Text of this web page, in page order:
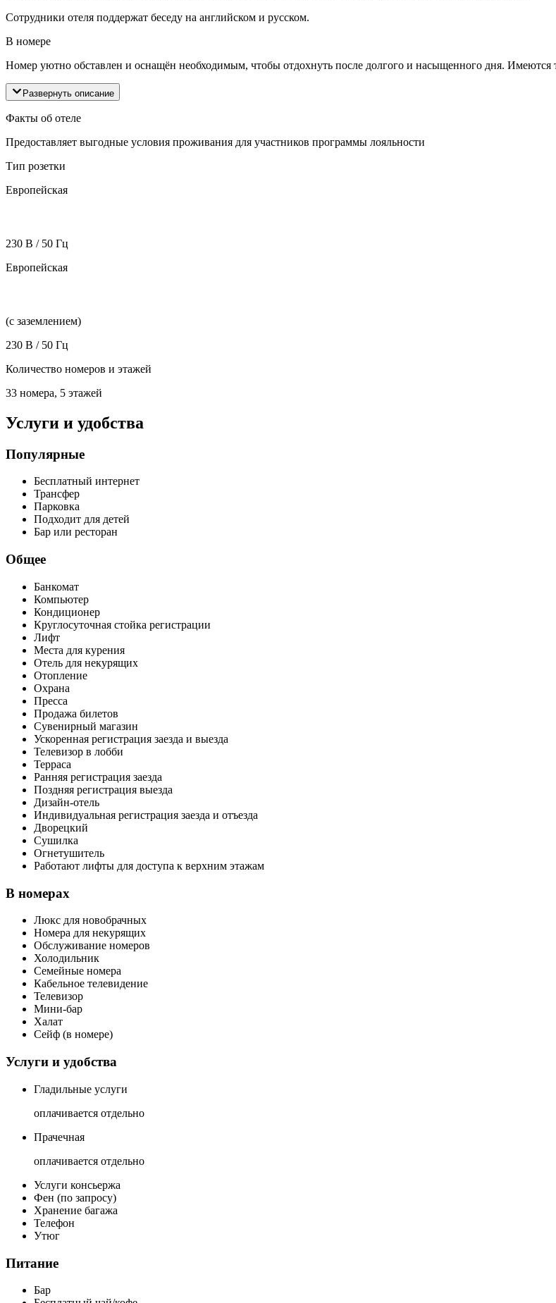
Сотрудники отеля поддержат беседу на английском и русском.
В номере
Номер уютно обставлен и оснащён необходимым, чтобы отдохнуть после долгого и насыщенного дня. Имеются
Развернуть описание
Факты об отеле
Предоставляет выгодные условия проживания для участников программы лояльности
Тип розетки
Европейская
230 В / 50 Гц
Европейская
(с заземлением)
230 В / 50 Гц
Количество номеров и этажей
33 номера, 5 этажей
Услуги и удобства
Популярные
Бесплатный интернет
Трансфер
Парковка
Подходит для детей
Бар или ресторан
Общее
Банкомат
Компьютер
Кондиционер
Круглосуточная стойка регистрации
Лифт
Места для курения
Отель для некурящих
Отопление
Охрана
Пресса
Продажа билетов
Сувенирный магазин
Ускоренная регистрация заезда и выезда
Телевизор в лобби
Терраса
Ранняя регистрация заезда
Поздняя регистрация выезда
Дизайн-отель
Индивидуальная регистрация заезда и отъезда
Дворецкий
Сушилка
Огнетушитель
Работают лифты для доступа к верхним этажам
В номерах
Люкс для новобрачных
Номера для некурящих
Обслуживание номеров
Холодильник
Семейные номера
Кабельное телевидение
Телевизор
Мини-бар
Халат
Сейф (в номере)
Услуги и удобства
Гладильные услуги
оплачивается отдельно
Прачечная
оплачивается отдельно
Услуги консьержа
Фен (по запросу)
Хранение багажа
Телефон
Утюг
Питание
Бар